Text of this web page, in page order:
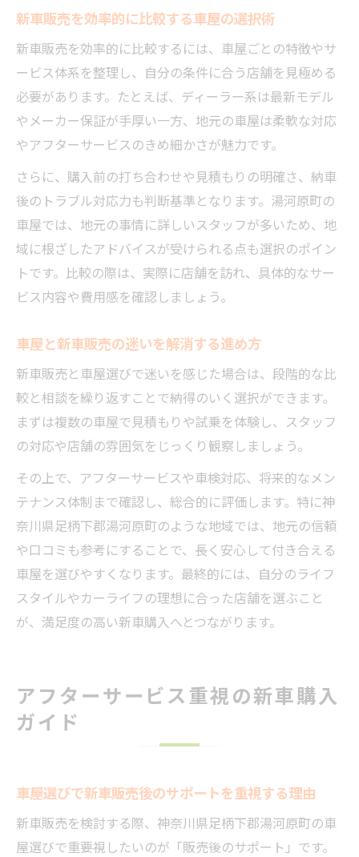
新車販売を効率的に比較する車屋の選択術
新車販売を効率的に比較するには、車屋ごとの特徴やサ
ービス体系を整理し、自分の条件に合う店舗を見極める
必要があります。たとえば、ディーラー系は最新モデル
やメーカー保証が手厚い一方、地元の車屋は柔軟な対応
やアフターサービスのきめ細かさが魅力です。
さらに、購入前の打ち合わせや見積もりの明確さ、納車
後のトラブル対応力も判断基準となります。湯河原町の
車屋では、地元の事情に詳しいスタッフが多いため、地
域に根ざしたアドバイスが受けられる点も選択のポイン
トです。比較の際は、実際に店舗を訪れ、具体的なサー
ビス内容や費用感を確認しましょう。
車屋と新車販売の迷いを解消する進め方
新車販売と車屋選びで迷いを感じた場合は、段階的な比
較と相談を繰り返すことで納得のいく選択ができます。
まずは複数の車屋で見積もりや試乗を体験し、スタッフ
の対応や店舗の雰囲気をじっくり観察しましょう。
その上で、アフターサービスや車検対応、将来的なメン
テナンス体制まで確認し、総合的に評価します。特に神
奈川県足柄下郡湯河原町のような地域では、地元の信頼
や口コミも参考にすることで、長く安心して付き合える
車屋を選びやすくなります。最終的には、自分のライフ
スタイルやカーライフの理想に合った店舗を選ぶこと
が、満足度の高い新車購入へとつながります。
アフターサービス重視の新車購入
ガイド
車屋選びで新車販売後のサポートを重視する理由
新車販売を検討する際、神奈川県足柄下郡湯河原町の車
屋選びで重要視したいのが「販売後のサポート」です。